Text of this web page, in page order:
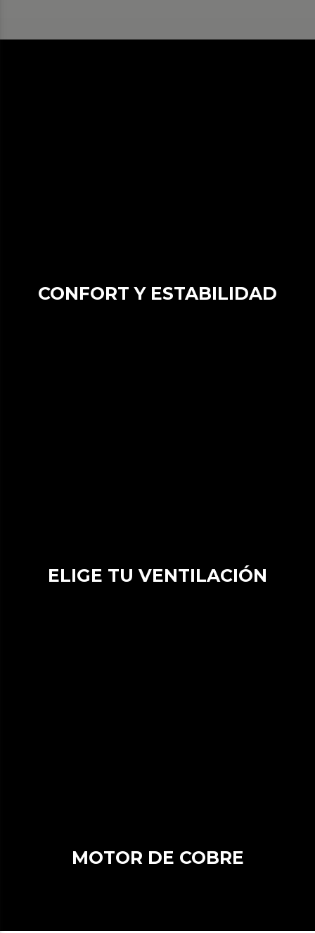
CONFORT Y ESTABILIDAD
ELIGE TU VENTILACIÓN
MOTOR DE COBRE